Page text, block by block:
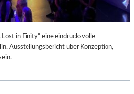
in Finity“ eine eindrucksvolle
Ausstellungsbericht über Konzeption,